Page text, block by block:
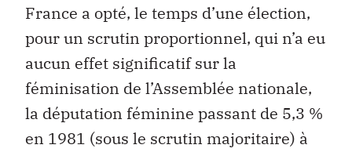
France a opté, le temps d’une élection,
pour un scrutin proportionnel, qui n’a eu
aucun effet significatif sur la
féminisation de l’Assemblée nationale,
la députation féminine passant de 5,3 %
en 1981 (sous le scrutin majoritaire) à